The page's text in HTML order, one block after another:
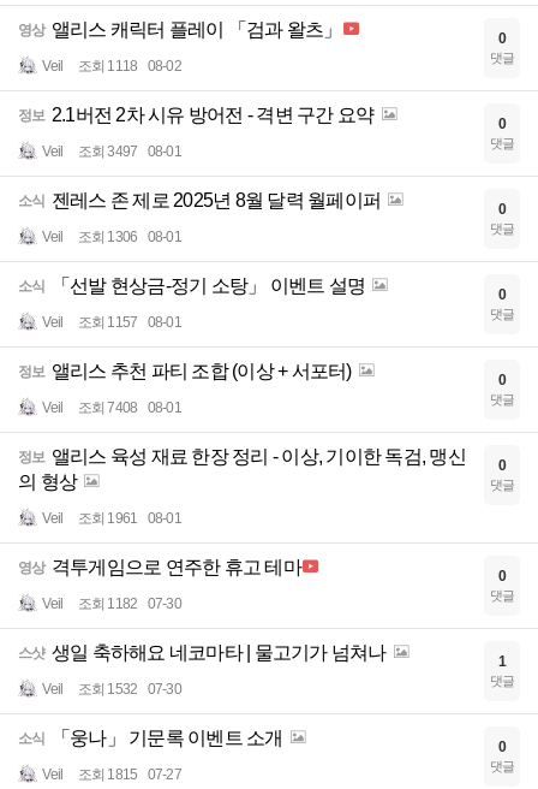
영상 앨리스 캐릭터 플레이 「검과 왈츠」
Veil 조회 1118 08-02
0
댓글
정보 2.1버전 2차 시유 방어전 - 격변 구간 요약
Veil 조회 3497 08-01
0
댓글
소식 젠레스 존 제로 2025년 8월 달력 월페이퍼
Veil 조회 1306 08-01
0
댓글
소식 「선발 현상금-정기 소탕」 이벤트 설명
Veil 조회 1157 08-01
0
댓글
정보 앨리스 추천 파티 조합 (이상 + 서포터)
Veil 조회 7408 08-01
0
댓글
정보 앨리스 육성 재료 한장 정리 - 이상, 기이한 독검, 맹신
의 형상
Veil 조회 1961 08-01
0
댓글
영상 격투게임으로 연주한 휴고 테마
Veil 조회 1182 07-30
0
댓글
스샷 생일 축하해요 네코마타 | 물고기가 넘쳐나
Veil 조회 1532 07-30
1
댓글
소식 「웅나」 기문록 이벤트 소개
Veil 조회 1815 07-27
0
댓글